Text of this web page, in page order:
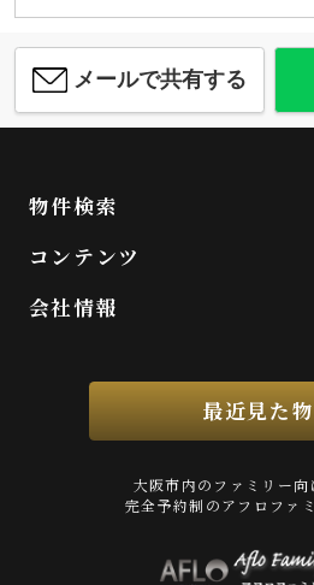
メールで共有する
物件検索
コンテンツ
会社情報
最近見た
大阪市内のファミリー向
完全予約制のアフロファ